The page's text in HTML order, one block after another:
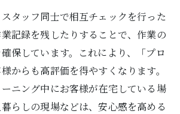
タッフ同士で相互チェックを行った
記録を残したりすることで、作業の
保しています。これにより、「プロ
からも高評価を得やすくなります。
ニング中にお客様が在宅している場
らしの現場などは、安心感を高める